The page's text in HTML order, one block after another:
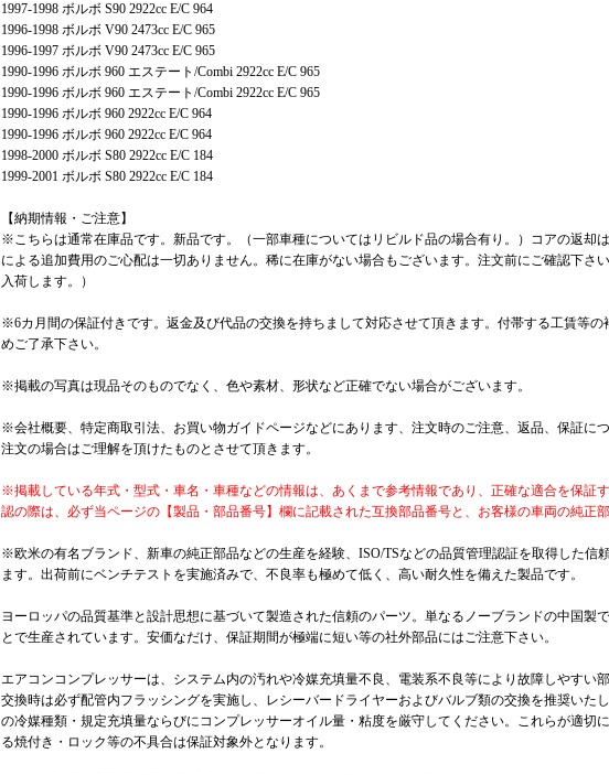
1997-1998 ボルボ S90 2922cc E/C 964
1996-1998 ボルボ V90 2473cc E/C 965
1996-1997 ボルボ V90 2473cc E/C 965
1990-1996 ボルボ 960 エステート/Combi 2922cc E/C 965
1990-1996 ボルボ 960 エステート/Combi 2922cc E/C 965
1990-1996 ボルボ 960 2922cc E/C 964
1990-1996 ボルボ 960 2922cc E/C 964
1998-2000 ボルボ S80 2922cc E/C 184
1999-2001 ボルボ S80 2922cc E/C 184
【納期情報・ご注意】
※こちらは通常在庫品です。新品です。（一部車種についてはリビルド品の場合有り。）コアの返却
による追加費用のご心配は一切ありません。稀に在庫がない場合もございます。注文前にご確認下さ
入荷します。）
※6カ月間の保証付きです。返金及び代品の交換を持ちまして対応させて頂きます。付帯する工賃等
めご了承下さい。
※掲載の写真は現品そのものでなく、色や素材、形状など正確でない場合がございます。
※会社概要、特定商取引法、お買い物ガイドページなどにあります、注文時のご注意、返品、保証に
注文の場合はご理解を頂けたものとさせて頂きます。
※掲載している年式・型式・車名・車種などの情報は、あくまで参考情報であり、正確な適合を保証
認の際は、必ず当ページの【製品・部品番号】欄に記載された互換部品番号と、お客様の車両の純正
※欧米の有名ブランド、新車の純正部品などの生産を経験、ISO/TSなどの品質管理認証を取得した信
ます。出荷前にベンチテストを実施済みで、不良率も極めて低く、高い耐久性を備えた製品です。
ヨーロッパの品質基準と設計思想に基づいて製造された信頼のパーツ。単なるノーブランドの中国製
とで生産されています。安価なだけ、保証期間が極端に短い等の社外部品にはご注意下さい。
エアコンコンプレッサーは、システム内の汚れや冷媒充填量不良、電装系不良等により故障しやすい部
交換時は必ず配管内フラッシングを実施し、レシーバードライヤーおよびバルブ類の交換を推奨いた
の冷媒種類・規定充填量ならびにコンプレッサーオイル量・粘度を厳守してください。これらが適切
る焼付き・ロック等の不具合は保証対象外となります。